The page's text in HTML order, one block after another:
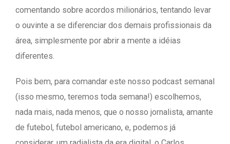
comentando sobre acordos milionários, tentando levar
o ouvinte a se diferenciar dos demais profissionais da
área, simplesmente por abrir a mente a idéias
diferentes.
Pois bem, para comandar este nosso podcast semanal
(isso mesmo, teremos toda semana!) escolhemos,
nada mais, nada menos, que o nosso jornalista, amante
de futebol, futebol americano, e, podemos já